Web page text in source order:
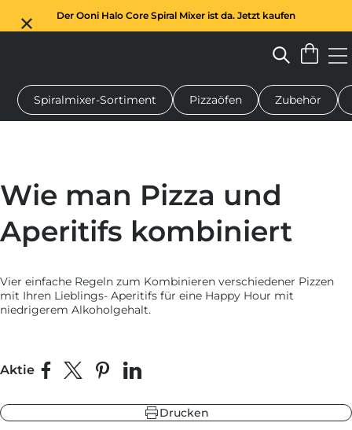
Der Ooni Halo Core Spiral Mixer ist da. Jetzt kaufen
Pizzaofen Teigmischer Geschenke Servierbretter
Spiralmixer-Sortiment Pizzaöfen Zubehör
Wie man Pizza und
Aperitifs kombiniert
Vier einfache Regeln zum Kombinieren verschiedener Pizzen
mit Ihren Lieblings- Aperitifs für eine Happy Hour mit
niedrigerem Alkoholgehalt.
Aktie Auf Facebook teilen
Teilen auf X
Auf Pinterest pinnen
Auf LinkedIn teilen
Drucken